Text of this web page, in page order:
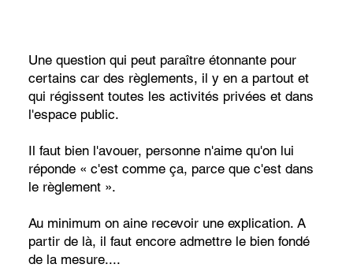
Une question qui peut paraître étonnante pour
certains car des règlements, il y en a partout et
qui régissent toutes les activités privées et dans
l'espace public.
Il faut bien l'avouer, personne n'aime qu'on lui
réponde « c'est comme ça, parce que c'est dans
le règlement ».
Au minimum on aine recevoir une explication. A
partir de là, il faut encore admettre le bien fondé
de la mesure....